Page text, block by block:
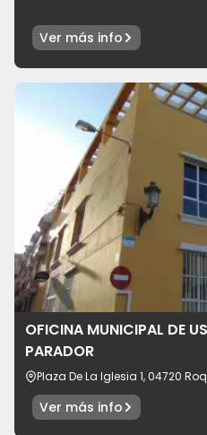
Ver más info
OFICINA MUNICIPAL DE
PARADOR
Plaza De La Iglesia 1, 04720
Ver más info